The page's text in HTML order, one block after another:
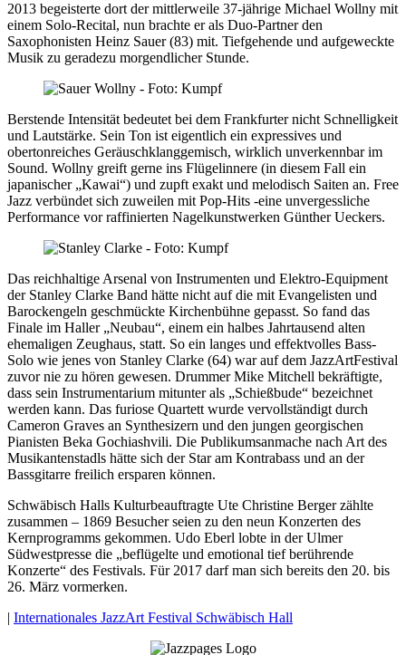
2013 begeisterte dort der mittlerweile 37-jährige Michael Wollny mit
einem Solo-Recital, nun brachte er als Duo-Partner den
Saxophonisten Heinz Sauer (83) mit. Tiefgehende und aufgeweckte
Musik zu geradezu morgendlicher Stunde.
Berstende Intensität bedeutet bei dem Frankfurter nicht Schnelligkeit
und Lautstärke. Sein Ton ist eigentlich ein expressives und
obertonreiches Geräuschklanggemisch, wirklich unverkennbar im
Sound. Wollny greift gerne ins Flügelinnere (in diesem Fall ein
japanischer „Kawai“) und zupft exakt und melodisch Saiten an. Free
Jazz verbündet sich zuweilen mit Pop-Hits -eine unvergessliche
Performance vor raffinierten Nagelkunstwerken Günther Ueckers.
Das reichhaltige Arsenal von Instrumenten und Elektro-Equipment
der Stanley Clarke Band hätte nicht auf die mit Evangelisten und
Barockengeln geschmückte Kirchenbühne gepasst. So fand das
Finale im Haller „Neubau“, einem ein halbes Jahrtausend alten
ehemaligen Zeughaus, statt. So ein langes und effektvolles Bass-
Solo wie jenes von Stanley Clarke (64) war auf dem JazzArtFestival
zuvor nie zu hören gewesen. Drummer Mike Mitchell bekräftigte,
dass sein Instrumentarium mitunter als „Schießbude“ bezeichnet
werden kann. Das furiose Quartett wurde vervollständigt durch
Cameron Graves an Synthesizern und den jungen georgischen
Pianisten Beka Gochiashvili. Die Publikumsanmache nach Art des
Musikantenstadls hätte sich der Star am Kontrabass und an der
Bassgitarre freilich ersparen können.
Schwäbisch Halls Kulturbeauftragte Ute Christine Berger zählte
zusammen – 1869 Besucher seien zu den neun Konzerten des
Kernprogramms gekommen. Udo Eberl lobte in der Ulmer
Südwestpresse die „beflügelte und emotional tief berührende
Konzerte“ des Festivals. Für 2017 darf man sich bereits den 20. bis
26. März vormerken.
| Internationales JazzArt Festival Schwäbisch Hall